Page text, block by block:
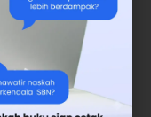
Jadi,
fenomena